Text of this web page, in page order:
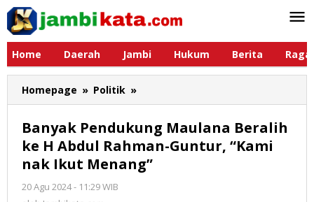
Lewati
konten
Home
Daerah Jambi Hukum Berita
Homepage » Politik »
Pendukung
Beralih
ke
H
Banyak Pendukung Maulana Beralih
ke H Abdul Rahman-Guntur, “Kami
nak Ikut Menang”
20 Agu 2024 - 11:29 WIB